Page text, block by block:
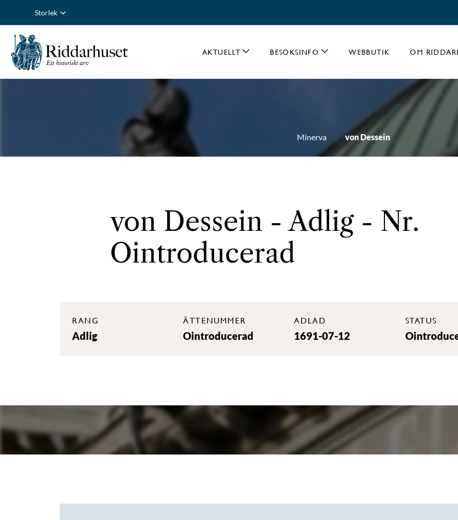
Storlek
AKTUELLT BESÖKSINFO WEBBUTIK OM
Minerva von Dessein
von Dessein - Adlig - Nr.
Ointroducerad
RANG
Adlig
ÄTTENUMMER
Ointroducerad
ADLAD
1691-07-12
STATUS